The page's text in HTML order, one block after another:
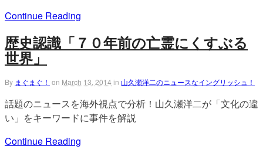
Continue Reading
歴史認識「７０年前の亡霊にくすぶる
世界」
By まぐまぐ！ on March 13, 2014 in 山久瀬洋二のニュースなイングリッシュ！
話題のニュースを海外視点で分析！山久瀬洋二が「文化の違
い」をキーワードに事件を解説
Continue Reading